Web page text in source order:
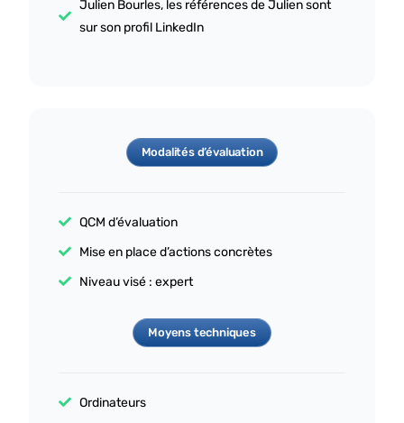
Julien Bourles, les références de Julien sont
sur son profil LinkedIn
Modalités d’évaluation
QCM d’évaluation
Mise en place d’actions concrètes
Niveau visé : expert
Moyens techniques
Ordinateurs